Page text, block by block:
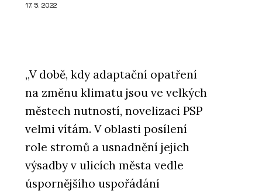
17. 5. 2022
„V době, kdy adaptační opatření
na změnu klimatu jsou ve velkých
městech nutností, novelizaci PSP
velmi vítám. V oblasti posílení
role stromů a usnadnění jejich
výsadby v ulicích města vedle
úspornějšího uspořádání